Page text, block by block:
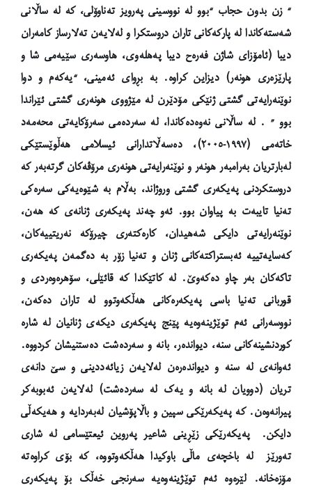
“ زن بدون حجاب “بوو لە نووسینی پەرویز تەناوۆلی، کە لە ساڵانی
شەستەکاندا لە پارکەکانی تاران دروستکرا و لەلایەن تەلارساز کامەران
دیبا (ئامۆزای شاژن فەرەح دیبا پەهلەوی، هاوسەری سێیەمی شا و
پارێزەری هونەر) دیزاین کراوە. بە بڕوای ئەمینی، “یەکەم و دوا
نوێنەرایەتی گشتی ژنێکی مۆدێرن لە مێژووی هونەری گشتی ئێراندا
بوو ” . لە ساڵانی نەوەدەکاندا، لە سەردەمی سەرۆکایەتی محەمەد
خاتەمی (١٩٩٧-٢٠٠٥)، دەسەڵاتدارانی ئیسلامی هەڵوێستێکی
لەبارتریان بەرامبەر هونەر و نوێنەرایەتی هونەری مرۆڤەکان گرتەبەر کە
دروستکردنی پەیکەری گشتی وروژاند، بەڵام بە شێوەیەکی سەرەکی
تەنیا تایبەت بە پیاوان بوو. ئەو چەند پەیکەری ژنانەی کە هەن،
نوێنەرایەتی دایکی شەهیدان، کارەکتەری چیرۆکە نەریتییەکان،
کەسایەتییە ئەبستراکتەکانی ژنان و تەنیا زۆر بە دەگمەن پەیکەری
تاکەکان بەر چاو دەکەوێ. لە کاتێکدا کە قائێلی، سۆهرەوەردی و
قوربانی تەنیا باسی پەیکەرەکانی هەڵکەوتوو لە تاران دەکەن،
نووسەرانی ئەم توێژینەوەیە پێنج پەیکەری دیکەی ژنانیان لە شارە
کوردنشینەکانی سنە، دیواندەر، بانە و سەردەشت دەستنیشان کردووە.
ئەوانەی لە سنە و دیواندەرەن لەلایەن زیائەددینی و سێ دانەی
تریان (دوویان لە بانە و یەک لە سەردەشت) لەلایەن ئەبوبەکر
پیرانەوەن. کە پەیکەرێکی سپین و باڵاپۆشیان لەبەردایە و هەیکەڵی
دایکن. پەیکەرێکی زێڕینی شاعیر پەروین ئیعتێسامی لە شاری
تەورێز لە باخچەی ماڵی باوکیدا هەڵکەوتووە، کە بۆی کراوەتە
مۆزەخانە. لێرەوە ئەم توێژینەوەیە سەرنجی خەڵک بۆ پەیکەری